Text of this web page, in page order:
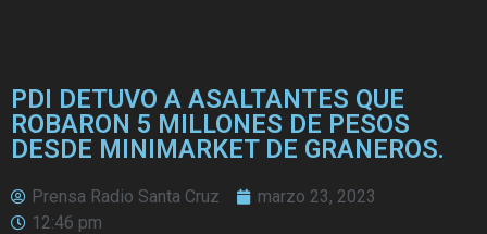
PDI DETUVO A ASALTANTES QUE
ROBARON 5 MILLONES DE PESOS
DESDE MINIMARKET DE GRANEROS.
Prensa Radio Santa Cruz
marzo 23, 2023
12:46 pm